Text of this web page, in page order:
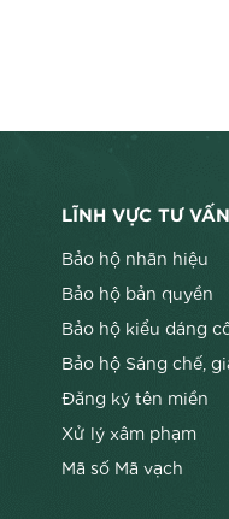
LĨNH VỰC TƯ VẤN
Bảo hộ nhãn hiệu
Bảo hộ bản quyền
Bảo hộ kiểu dáng
Bảo hộ Sáng chế,
Đăng ký tên miền
Xử lý xâm phạm
Mã số Mã vạch